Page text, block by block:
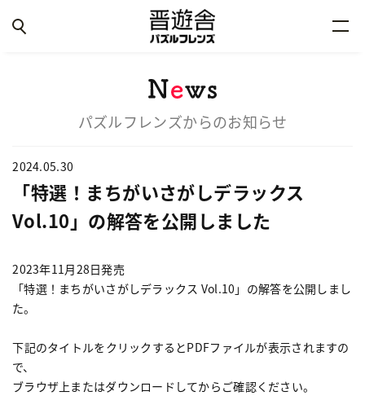
パズルフレンズからのお知らせ
2024.05.30
「特選！まちがいさがしデラックス
Vol.10」の解答を公開しました
2023年11月28日発売
「特選！まちがいさがしデラックス Vol.10」の解答を公開しまし
た。
下記のタイトルをクリックするとPDFファイルが表示されますの
で、
ブラウザ上またはダウンロードしてからご確認ください。